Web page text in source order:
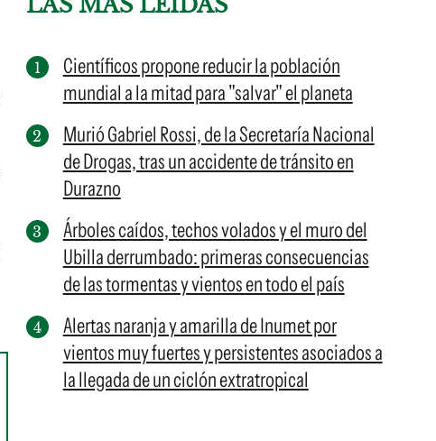
Científicos propone reducir la población
mundial a la mitad para "salvar" el planeta
Murió Gabriel Rossi, de la Secretaría Nacional
de Drogas, tras un accidente de tránsito en
Durazno
Árboles caídos, techos volados y el muro del
Ubilla derrumbado: primeras consecuencias
de las tormentas y vientos en todo el país
Alertas naranja y amarilla de Inumet por
vientos muy fuertes y persistentes asociados a
la llegada de un ciclón extratropical